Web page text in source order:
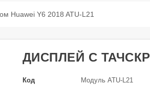
Huawei Y6 2018 ATU-L21
ДИСПЛЕЙ С
Код
Модуль ATU-L21